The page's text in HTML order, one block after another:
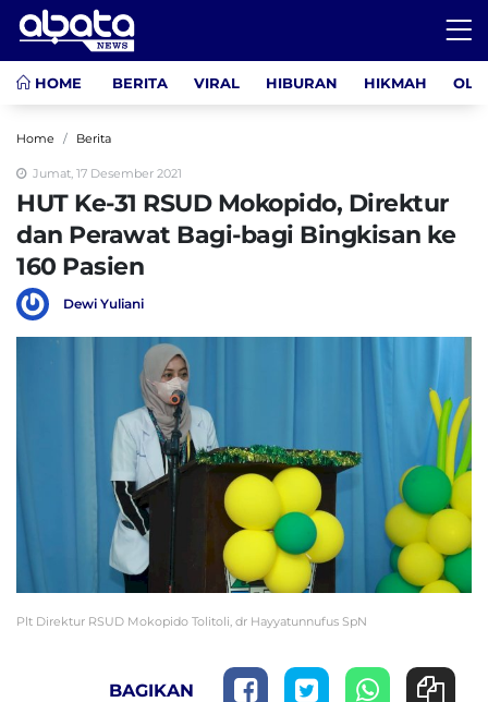
HOME BERITA VIRAL HIBURAN HIKMAH
Home Berita
Jumat, 17 Desember 2021
HUT Ke-31 RSUD Mokopido, Direktur
dan Perawat Bagi-bagi Bingkisan ke
160 Pasien
Dewi Yuliani
Plt Direktur RSUD Mokopido Tolitoli, dr Hayyatunnufus SpN
BAGIKAN